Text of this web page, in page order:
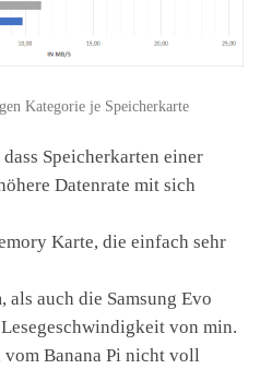
Kategorie je Speicherkarte
Speicherkarten einer
Datenrate mit sich
Karte, die einfach sehr
als auch die Samsung Evo
von min.
Banana Pi nicht voll